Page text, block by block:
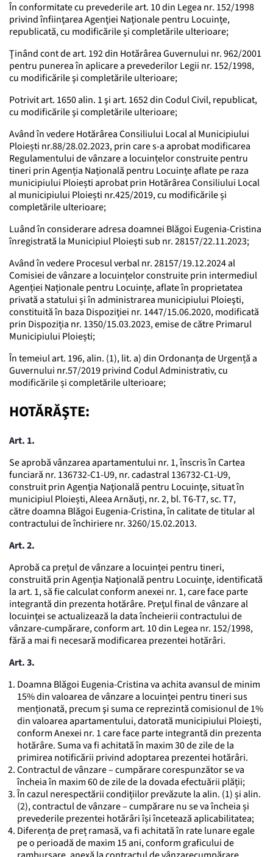
În conformitate cu prevederile art. 10 din Legea nr. 152/1998
privind înfiinţarea Agenţiei Naţionale pentru Locuinţe,
republicată, cu modificările şi completările ulterioare;
Ţinând cont de art. 192 din Hotărârea Guvernului nr. 962/2001
pentru punerea în aplicare a prevederilor Legii nr. 152/1998,
cu modificările şi completările ulterioare;
Potrivit art. 1650 alin. 1 şi art. 1652 din Codul Civil, republicat,
cu modificările şi completările ulterioare;
Având în vedere Hotărârea Consiliului Local al Municipiului
Ploiești nr.88/28.02.2023, prin care s-a aprobat modificarea
Regulamentului de vânzare a locuințelor construite pentru
tineri prin Agenția Națională pentru Locuințe aflate pe raza
municipiului Ploiești aprobat prin Hotărârea Consiliului Local
al municipiului Ploiești nr.425/2019, cu modificările și
completările ulterioare;
Luând în considerare adresa doamnei Blăgoi Eugenia-Cristina
înregistrată la Municipiul Ploieşti sub nr. 28157/22.11.2023;
Având în vedere Procesul verbal nr. 28157/19.12.2024 al
Comisiei de vânzare a locuințelor construite prin intermediul
Agenției Naționale pentru Locuințe, aflate în proprietatea
privată a statului și în administrarea municipiului Ploieşti,
constituită în baza Dispoziţiei nr. 1447/15.06.2020, modificată
prin Dispoziția nr. 1350/15.03.2023, emise de către Primarul
Municipiului Ploiești;
În temeiul art. 196, alin. (1), lit. a) din Ordonanța de Urgență a
Guvernului nr.57/2019 privind Codul Administrativ, cu
modificările și completările ulterioare;
HOTĂRĂŞTE:
Art. 1.
Se aprobă vânzarea apartamentului nr. 1, înscris în Cartea
funciară nr. 136732-C1-U9, nr. cadastral 136732-C1-U9,
construit prin Agenţia Naţională pentru Locuinţe, situat în
municipiul Ploiești, Aleea Arnăuți, nr. 2, bl. T6-T7, sc. T7,
către doamna Blăgoi Eugenia-Cristina, în calitate de titular al
contractului de închiriere nr. 3260/15.02.2013.
Art. 2.
Aprobă ca prețul de vânzare a locuinței pentru tineri,
construită prin Agenţia Naţională pentru Locuinţe, identificată
la art. 1, să fie calculat conform anexei nr. 1, care face parte
integrantă din prezenta hotărâre. Preţul final de vânzare al
locuinţei se actualizează la data încheierii contractului de
vânzare-cumpărare, conform art. 10 din Legea nr. 152/1998,
fără a mai fi necesară modificarea prezentei hotărâri.
Art. 3.
Doamna Blăgoi Eugenia-Cristina va achita avansul de minim
15% din valoarea de vânzare a locuinţei pentru tineri sus
menționată, precum şi suma ce reprezintă comisionul de 1%
din valoarea apartamentului, datorată municipiului Ploieşti,
conform Anexei nr. 1 care face parte integrantă din prezenta
hotărâre. Suma va fi achitată în maxim 30 de zile de la
primirea notificării privind adoptarea prezentei hotărâri.
Contractul de vânzare – cumpărare corespunzător se va
încheia în maxim 60 de zile de la dovada efectuării plății;
În cazul nerespectării condițiilor prevăzute la alin. (1) și alin.
(2), contractul de vânzare – cumpărare nu se va încheia și
prevederile prezentei hotărâri își încetează aplicabilitatea;
Diferența de preț ramasă, va fi achitată în rate lunare egale
pe o perioadă de maxim 15 ani, conform graficului de